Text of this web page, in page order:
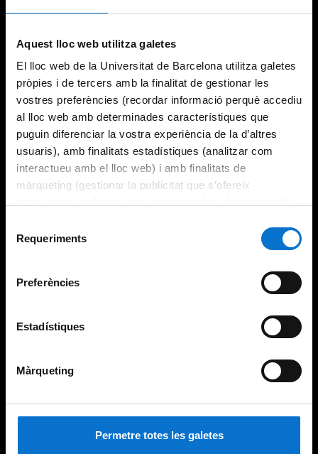
Aquest lloc web utilitza galetes
El lloc web de la Universitat de Barcelona utilitza galetes
pròpies i de tercers amb la finalitat de gestionar les
vostres preferències (recordar informació perquè accediu
al lloc web amb determinades característiques que
puguin diferenciar la vostra experiència de la d’altres
usuaris), amb finalitats estadístiques (analitzar com
interactueu amb el lloc web) i amb finalitats de
màrqueting (gestionar la publicitat que s’ofereix
consultar laPolítica de galetes del lloc web de la
Requeriments
Preferències
Estadístiques
Màrqueting
Permetre totes les galetes